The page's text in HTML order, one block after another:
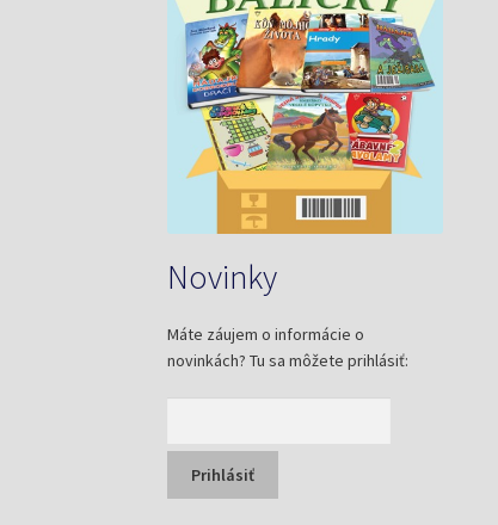
Novinky
Máte záujem o informácie o
novinkách? Tu sa môžete prihlásiť: